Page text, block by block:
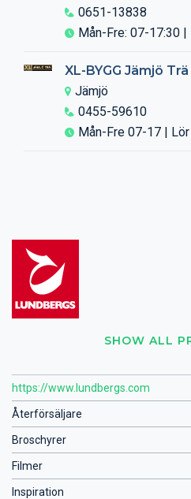
SHOW ALL
https://www.lundbergs.com
Återförsäljare
Broschyrer
Filmer
Inspiration
0651-13838
Mån-Fre: 07-17:30
XL-BYGG Jämjö Trä
Jämjö
0455-59610
Mån-Fre 07-17 |